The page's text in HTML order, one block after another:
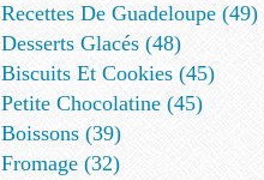
Recettes De Guadeloupe (49)
Desserts Glacés (48)
Biscuits Et Cookies (45)
Petite Chocolatine (45)
Boissons (39)
Fromage (32)